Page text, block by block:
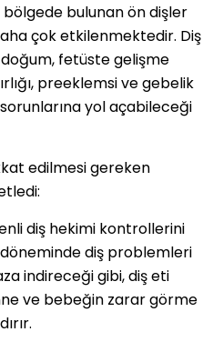
bölgede bulunan ön dişler
çok etkilenmektedir. Diş
doğum, fetüste gelişme
preeklemsi ve gebelik
yol açabileceği
edilmesi gereken
diş hekimi kontrollerini
diş problemleri
indireceği gibi, diş eti
ve bebeğin zarar görme